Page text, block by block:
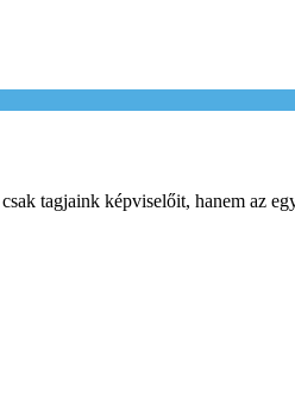
tagjaink képviselőit, hanem az